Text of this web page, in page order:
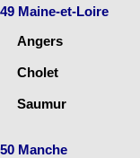
49 Maine-et-Loire
Angers
Cholet
Saumur
50 Manche